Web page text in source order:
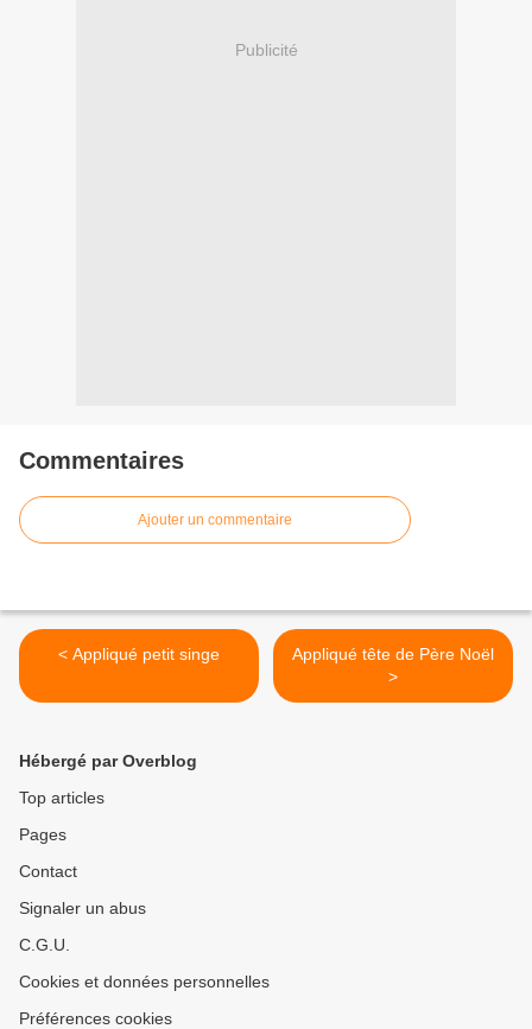
Publicité
Commentaires
Ajouter un commentaire
< Appliqué petit singe
Appliqué tête de Père Noël
>
Hébergé par Overblog
Top articles
Pages
Contact
Signaler un abus
C.G.U.
Cookies et données personnelles
Préférences cookies